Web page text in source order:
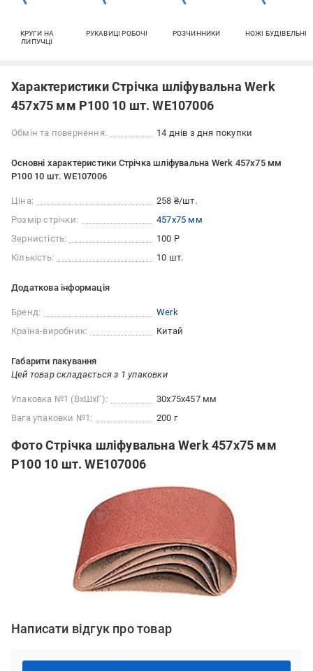
КРУГИ НА
ЛИПУЧЦІ
РУКАВИЦІ РОБОЧІ РОЗЧИННИКИ НОЖІ БУДІВЕЛЬНІ
Характеристики Стрічка шліфувальна Werk
457x75 мм P100 10 шт. WE107006
Обмін та повернення: 14 днів з дня покупки
Основні характеристики Стрічка шліфувальна Werk 457x75 мм
P100 10 шт. WE107006
Ціна:
258 ₴/шт.
Розмір стрічки:
457x75 мм
Зернистість:
100 Р
Кількість:
10 шт.
Додаткова інформація
Бренд:
Werk
Країна-виробник:
Китай
Габарити пакування
Цей товар складається з 1 упаковки
Упаковка №1 (ВхШхГ):
30x75x457 мм
Вага упаковки №1:
200 г
Фото Стрічка шліфувальна Werk 457x75 мм
P100 10 шт. WE107006
Написати відгук про товар